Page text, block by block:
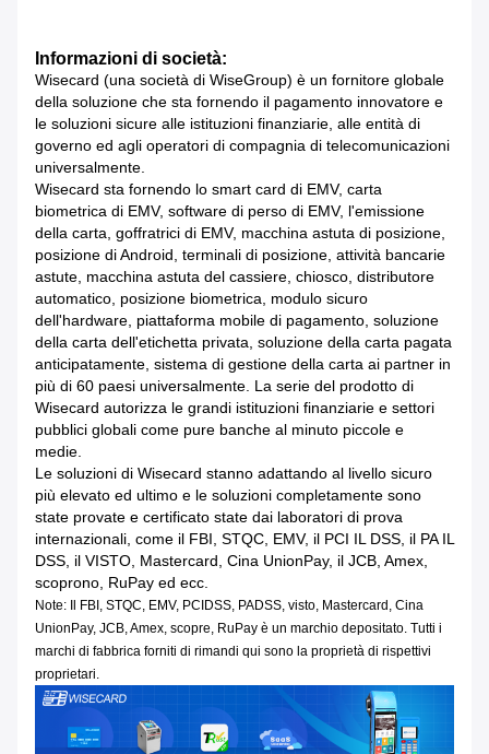
Informazioni di società:
Wisecard (una società di WiseGroup) è un fornitore globale
della soluzione che sta fornendo il pagamento innovatore e
le soluzioni sicure alle istituzioni finanziarie, alle entità di
governo ed agli operatori di compagnia di telecomunicazioni
universalmente.
Wisecard sta fornendo lo smart card di EMV, carta
biometrica di EMV, software di perso di EMV, l'emissione
della carta, goffratrici di EMV, macchina astuta di posizione,
posizione di Android, terminali di posizione, attività bancarie
astute, macchina astuta del cassiere, chiosco, distributore
automatico, posizione biometrica, modulo sicuro
dell'hardware, piattaforma mobile di pagamento, soluzione
della carta dell'etichetta privata, soluzione della carta pagata
anticipatamente, sistema di gestione della carta ai partner in
più di 60 paesi universalmente. La serie del prodotto di
Wisecard autorizza le grandi istituzioni finanziarie e settori
pubblici globali come pure banche al minuto piccole e
medie.
Le soluzioni di Wisecard stanno adattando al livello sicuro
più elevato ed ultimo e le soluzioni completamente sono
state provate e certificato state dai laboratori di prova
internazionali, come il FBI, STQC, EMV, il PCI IL DSS, il PA IL
DSS, il VISTO, Mastercard, Cina UnionPay, il JCB, Amex,
scoprono, RuPay ed ecc.
Note: Il FBI, STQC, EMV, PCIDSS, PADSS, visto, Mastercard, Cina
UnionPay, JCB, Amex, scopre, RuPay è un marchio depositato. Tutti i
marchi di fabbrica forniti di rimandi qui sono la proprietà di rispettivi
proprietari.